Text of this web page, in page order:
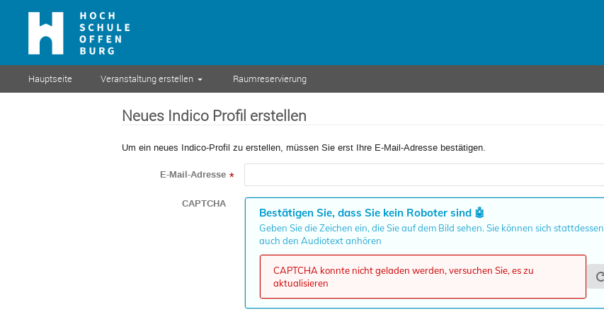
Hauptseite Veranstaltung erstellen Raumreservierung
Neues Indico Profil erstellen
Um ein neues Indico-Profil zu erstellen, müssen Sie erst Ihre E-Mail-Adresse bestätigen.
E-Mail-Adresse *
CAPTCHA
Bestätigen Sie, dass Sie kein Roboter sind🤖
Geben Sie die Zeichen ein, die Sie auf dem Bild sehen. Sie können sich stattdessen
auch den Audiotext anhören
CAPTCHA konnte nicht geladen werden, versuchen Sie, es zu
aktualisieren